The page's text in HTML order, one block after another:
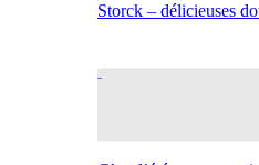
Storck – délicieuses